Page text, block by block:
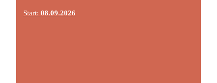
Start: 08.09.2026